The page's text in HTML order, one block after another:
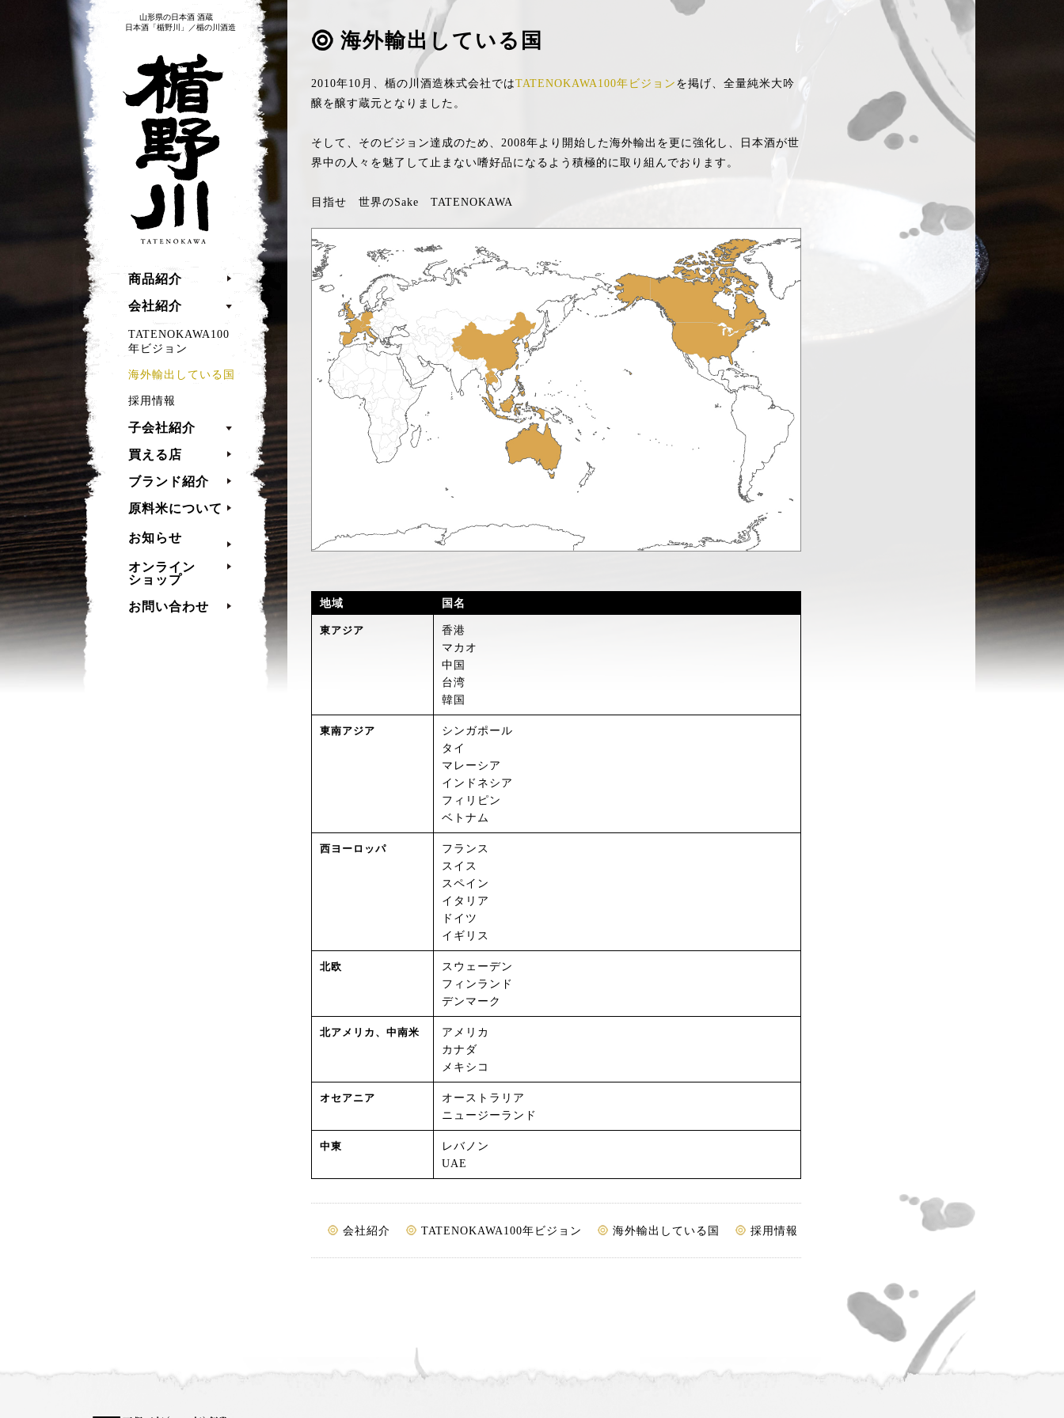
山形県の日本酒 酒蔵
日本酒「楯野川」／楯の川酒造
楯野川
商品紹介
会社紹介
TATENOKAWA100
年ビジョン
海外輸出している国
採用情報
子会社紹介
買える店
ブランド紹介
原料米について
お知らせ
オンライン
ショップ
お問い合わせ
海外輸出している国
2010年10月、楯の川酒造株式会社ではTATENOKAWA100年ビジョンを掲げ、全量純米大吟
醸を醸す蔵元となりました。
そして、そのビジョン達成のため、2008年より開始した海外輸出を更に強化し、日本酒が世
界中の人々を魅了して止まない嗜好品になるよう積極的に取り組んでおります。
目指せ 世界のSake TATENOKAWA
地域 国名
東アジア
香港
マカオ
中国
台湾
韓国
東南アジア
シンガポール
タイ
マレーシア
インドネシア
フィリピン
ベトナム
西ヨーロッパ
フランス
スイス
スペイン
イタリア
ドイツ
イギリス
北欧
スウェーデン
フィンランド
デンマーク
北アメリカ、中南米
アメリカ
カナダ
メキシコ
オセアニア
オーストラリア
ニュージーランド
中東
レバノン
UAE
会社紹介 TATENOKAWA100年ビジョン 海外輸出している国 採用情報